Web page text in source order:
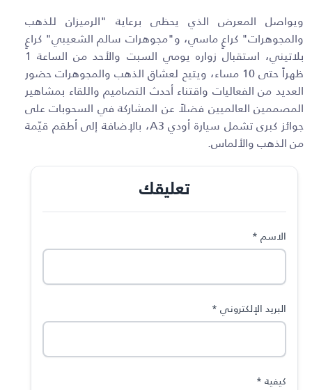
ويواصل المعرض الذي يحظى برعاية "الرميزان للذهب
والمجوهرات" كراعٍ ماسي، و"مجوهرات سالم الشعيبي" كراعٍ
بلاتيني، استقبال زواره يومي السبت والأحد من الساعة 1
ظهراً حتى 10 مساء، ويتيح لعشاق الذهب والمجوهرات حضور
العديد من الفعاليات واقتناء أحدث التصاميم واللقاء بمشاهير
المصممين العالميين فضلاً عن المشاركة في السحوبات على
جوائز كبرى تشمل سيارة أودي A3، بالإضافة إلى أطقم قيّمة
من الذهب والألماس.
تعليقك
الاسم *
البريد الإلكتروني *
كيفية *